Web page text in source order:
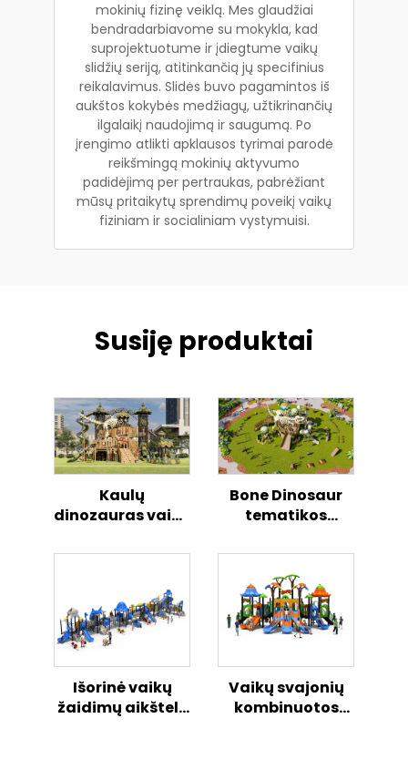
mokinių fizinę veiklą. Mes glaudžiai
bendradarbiavome su mokykla, kad
suprojektuotume ir įdiegtume vaikų
slidžių seriją, atitinkančią jų specifinius
reikalavimus. Slidės buvo pagamintos iš
aukštos kokybės medžiagų, užtikrinančių
ilgalaikį naudojimą ir saugumą. Po
įrengimo atlikti apklausos tyrimai parodė
reikšmingą mokinių aktyvumo
padidėjimą per pertraukas, pabrėžiant
mūsų pritaikytų sprendimų poveikį vaikų
fiziniam ir socialiniam vystymuisi.
Susiję produktai
Kaulų
dinozauras vaikų
žaidimų
Bone Dinosaur
tematikos
džungles kaip
skramsta slide
komplekts
bērniem
Išorinė vaikų
žaidimų aikštelė
Vaikų svajonių
kombinuotos